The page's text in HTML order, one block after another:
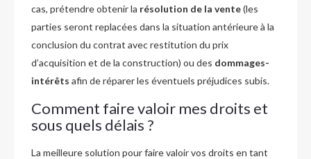
cas, prétendre obtenir la résolution de la vente(les
parties seront replacées dans la situation antérieure à la
conclusion du contrat avec restitution du prix
d’acquisition et de la construction) ou des dommages-
intérêts afin de réparer les éventuels préjudices subis.
Comment faire valoir mes droits et
sous quels délais ?
La meilleure solution pour faire valoir vos droits en tant